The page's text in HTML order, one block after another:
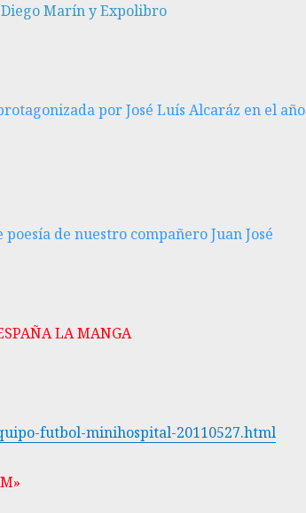
Marín y Expolibro
por José Luís Alcaráz en el año
de nuestro compañero Juan José
LA MANGA
futbol-minihospital-20110527.html